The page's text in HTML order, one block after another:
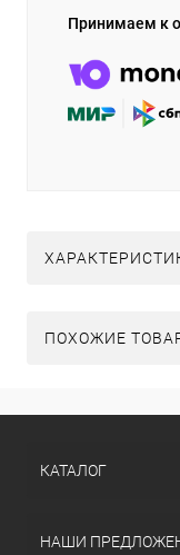
Принимаем к
ПОХОЖИЕ
КАТАЛОГ
НАШИ